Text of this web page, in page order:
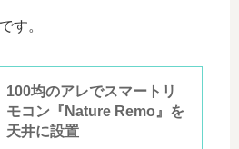
す。
100均のアレでスマートリ
モコン『Nature Remo』を
天井に設置